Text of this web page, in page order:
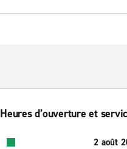
Heures d’ouverture et
2 août